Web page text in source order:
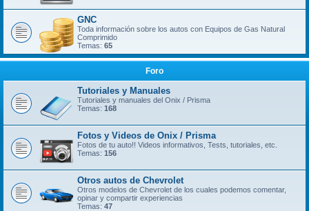
GNC
Toda información sobre los autos con Equipos de Gas Natural
Comprimido
Temas: 65
Foro
Tutoriales y Manuales
Tutoriales y manuales del Onix / Prisma
Temas: 168
Fotos y Videos de Onix / Prisma
Fotos de tu auto!! Videos informativos, Tests, tutoriales, etc.
Temas: 156
Otros autos de Chevrolet
Otros modelos de Chevrolet de los cuales podemos comentar,
opinar y compartir experiencias
Temas: 47